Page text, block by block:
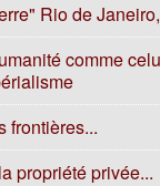
Rio de
comme
frontières...
propriété privée...